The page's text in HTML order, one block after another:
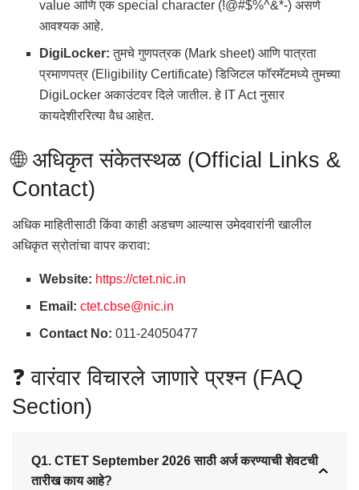
value आणि एक special character (!@#$%^&*-) असणे
आवश्यक आहे.
DigiLocker: तुमचे गुणपत्रक (Mark sheet) आणि पात्रता
प्रमाणपत्र (Eligibility Certificate) डिजिटल फॉरमॅटमध्ये तुमच्या
DigiLocker अकाउंटवर दिले जातील. हे IT Act नुसार
कायदेशीररित्या वैध आहेत.
🌐 अधिकृत संकेतस्थळ (Official Links &
Contact)
अधिक माहितीसाठी किंवा काही अडचण आल्यास उमेदवारांनी खालील
अधिकृत स्रोतांचा वापर करावा:
Website: https://ctet.nic.in
Email: ctet.cbse@nic.in
Contact No: 011-24050477
❓ वारंवार विचारले जाणारे प्रश्न (FAQ
Section)
Q1. CTET September 2026 साठी अर्ज करण्याची शेवटची
तारीख काय आहे?